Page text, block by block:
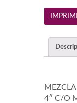
4″ C/O